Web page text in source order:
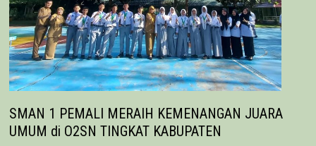
SMAN 1 PEMALI MERAIH KEMENANGAN JUARA
UMUM di O2SN TINGKAT KABUPATEN